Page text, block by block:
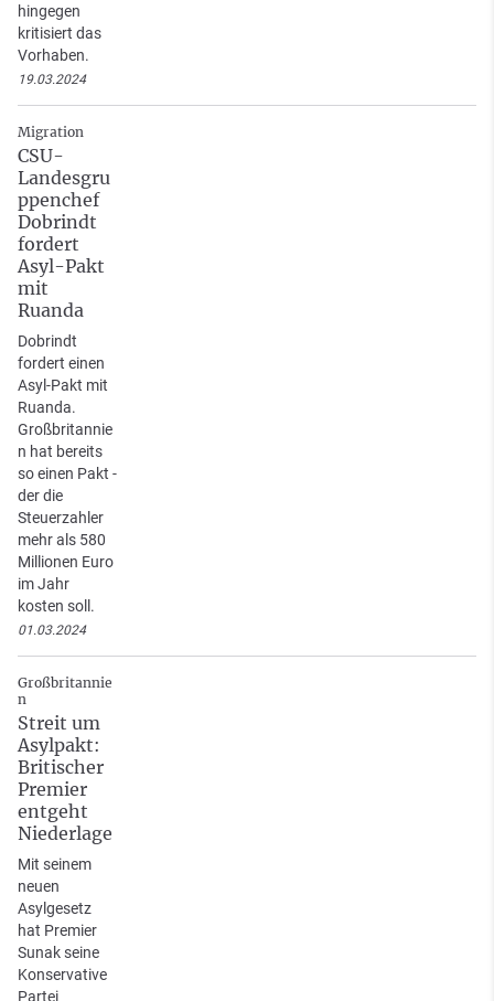
hingegen
kritisiert das
Vorhaben.
19.03.2024
Migration
CSU-
Landesgru
ppenchef
Dobrindt
fordert
Asyl-Pakt
mit
Ruanda
Dobrindt
fordert einen
Asyl-Pakt mit
Ruanda.
Großbritannie
n hat bereits
so einen Pakt -
der die
Steuerzahler
mehr als 580
Millionen Euro
im Jahr
kosten soll.
01.03.2024
Großbritannie
n
Streit um
Asylpakt:
Britischer
Premier
entgeht
Niederlage
Mit seinem
neuen
Asylgesetz
hat Premier
Sunak seine
Konservative
Partei